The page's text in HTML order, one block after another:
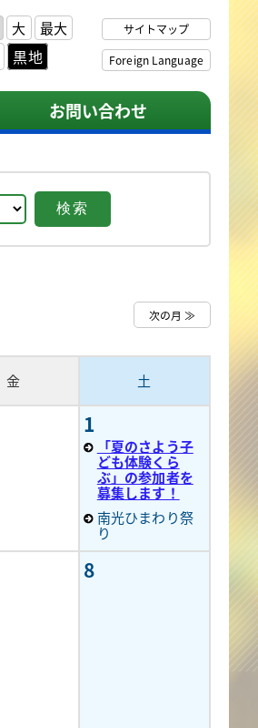
大 最大
黒地
サイトマップ
Foreign Language
お問い合わせ
次の月 ≫
金 土
1
「夏のさよう子
ども体験くら
ぶ」の参加者を
募集します！
南光ひまわり祭
り
8